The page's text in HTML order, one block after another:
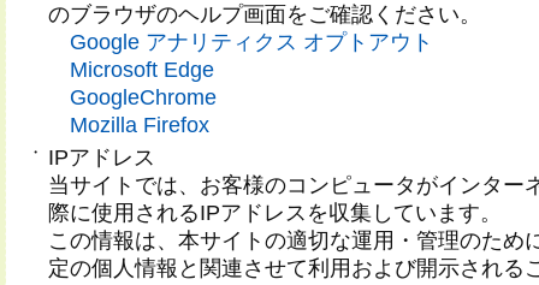
のブラウザのヘルプ画面をご確認ください。
Google アナリティクス オプトアウト
Microsoft Edge
GoogleChrome
Mozilla Firefox
・
IPアドレス
当サイトでは、お客様のコンピュータがインター
際に使用されるIPアドレスを収集しています。
この情報は、本サイトの適切な運用・管理のため
定の個人情報と関連させて利用および開示される